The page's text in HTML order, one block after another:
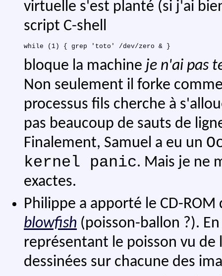
virtuelle s'est planté (si j'ai
script C-shell
bloque la machine je n'ai pas
Non seulement il forke
processus fils cherche à
pas beaucoup de sauts de
Finalement, Samuel a eu un
kernel panic. Mais je ne
exactes.
Philippe a apporté le CD-
blowfish (poisson-ballon ?).
représentant le poisson vu
dessinées sur chacune des